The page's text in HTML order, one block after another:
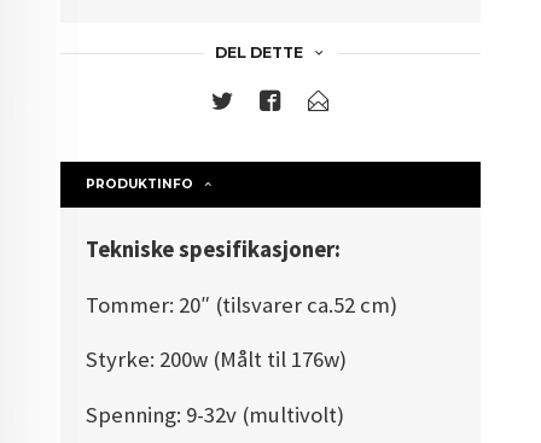
DEL DETTE
PRODUKTINFO
Tekniske spesifikasjoner:
Tommer: 20″ (tilsvarer ca.52 cm)
Styrke: 200w (Målt til 176w)
Spenning: 9-32v (multivolt)